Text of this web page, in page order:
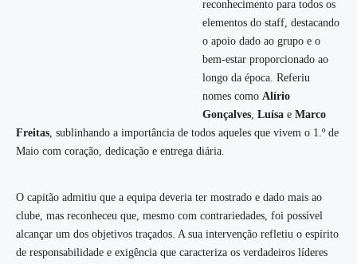
reconhecimento para todos os
elementos do staff, destacando
o apoio dado ao grupo e o
bem-estar proporcionado ao
longo da época. Referiu
nomes como Alírio
Gonçalves, Luísa e Marco
Freitas, sublinhando a importância de todos aqueles que vivem o 1.º de
Maio com coração, dedicação e entrega diária.
O capitão admitiu que a equipa deveria ter mostrado e dado mais ao
clube, mas reconheceu que, mesmo com contrariedades, foi possível
alcançar um dos objetivos traçados. A sua intervenção refletiu o espírito
de responsabilidade e exigência que caracteriza os verdadeiros líderes